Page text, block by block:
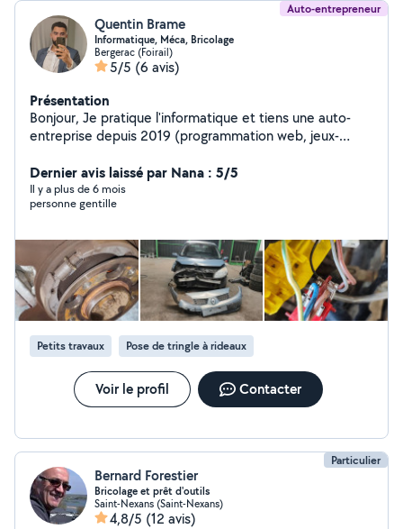
Auto-entrepreneur
Quentin Brame
Informatique, Méca, Bricolage
Bergerac (Foirail)
5/5 (6 avis)
Présentation
Bonjour, Je pratique l'informatique et tiens une auto-
entreprise depuis 2019 (programmation web, jeux-
réparation appareils et maintenance, etc) J'ai aussi tenu
un garage automobile dont l'activité était la préparation
esthétique, réparation et diagnostique électronique,
genre, un peu de bâtiment , travaux manuels et espaces
verts !
Dernier avis laissé par Nana : 5/5
Il y a plus de 6 mois
personne gentille
Petits travaux Pose de tringle à rideaux
Voir le profil Contacter
Particulier
Bernard Forestier
Bricolage et prêt d'outils
Saint-Nexans (Saint-Nexans)
4,8/5 (12 avis)